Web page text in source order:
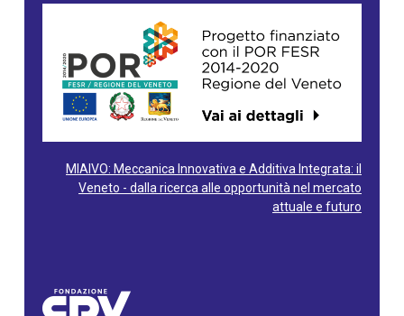
MIAIVO: Meccanica Innovativa e Additiva Integrata: il
Veneto - dalla ricerca alle opportunità nel mercato
attuale e futuro